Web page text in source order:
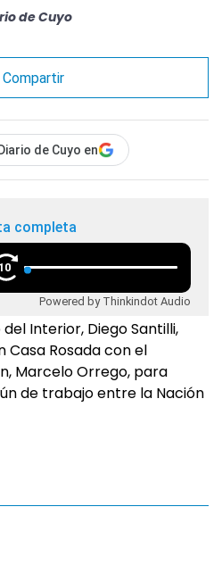
de Cuyo
Compartir
de Cuyo en
completa
10
Powered by Thinkindot Audio
Interior, Diego Santilli,
Casa Rosada con el
Marcelo Orrego, para
de trabajo entre la Nación